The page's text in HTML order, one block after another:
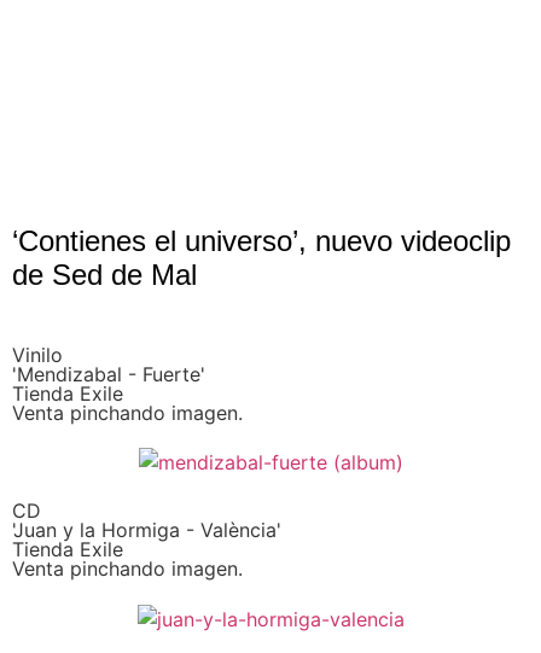
‘Contienes el universo’, nuevo videoclip
de Sed de Mal
Vinilo
'Mendizabal - Fuerte'
Tienda Exile
Venta pinchando imagen.
CD
'Juan y la Hormiga - València'
Tienda Exile
Venta pinchando imagen.